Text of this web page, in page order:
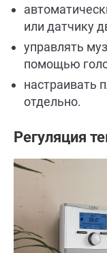
или датчику
управлять
помощью
настраивать
отдельно.
Регуляция